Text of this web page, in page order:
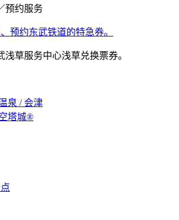
预约服务
预约东武铁道的特急券。
浅草服务中心浅草兑换票券。
泉 / 会津
塔城®